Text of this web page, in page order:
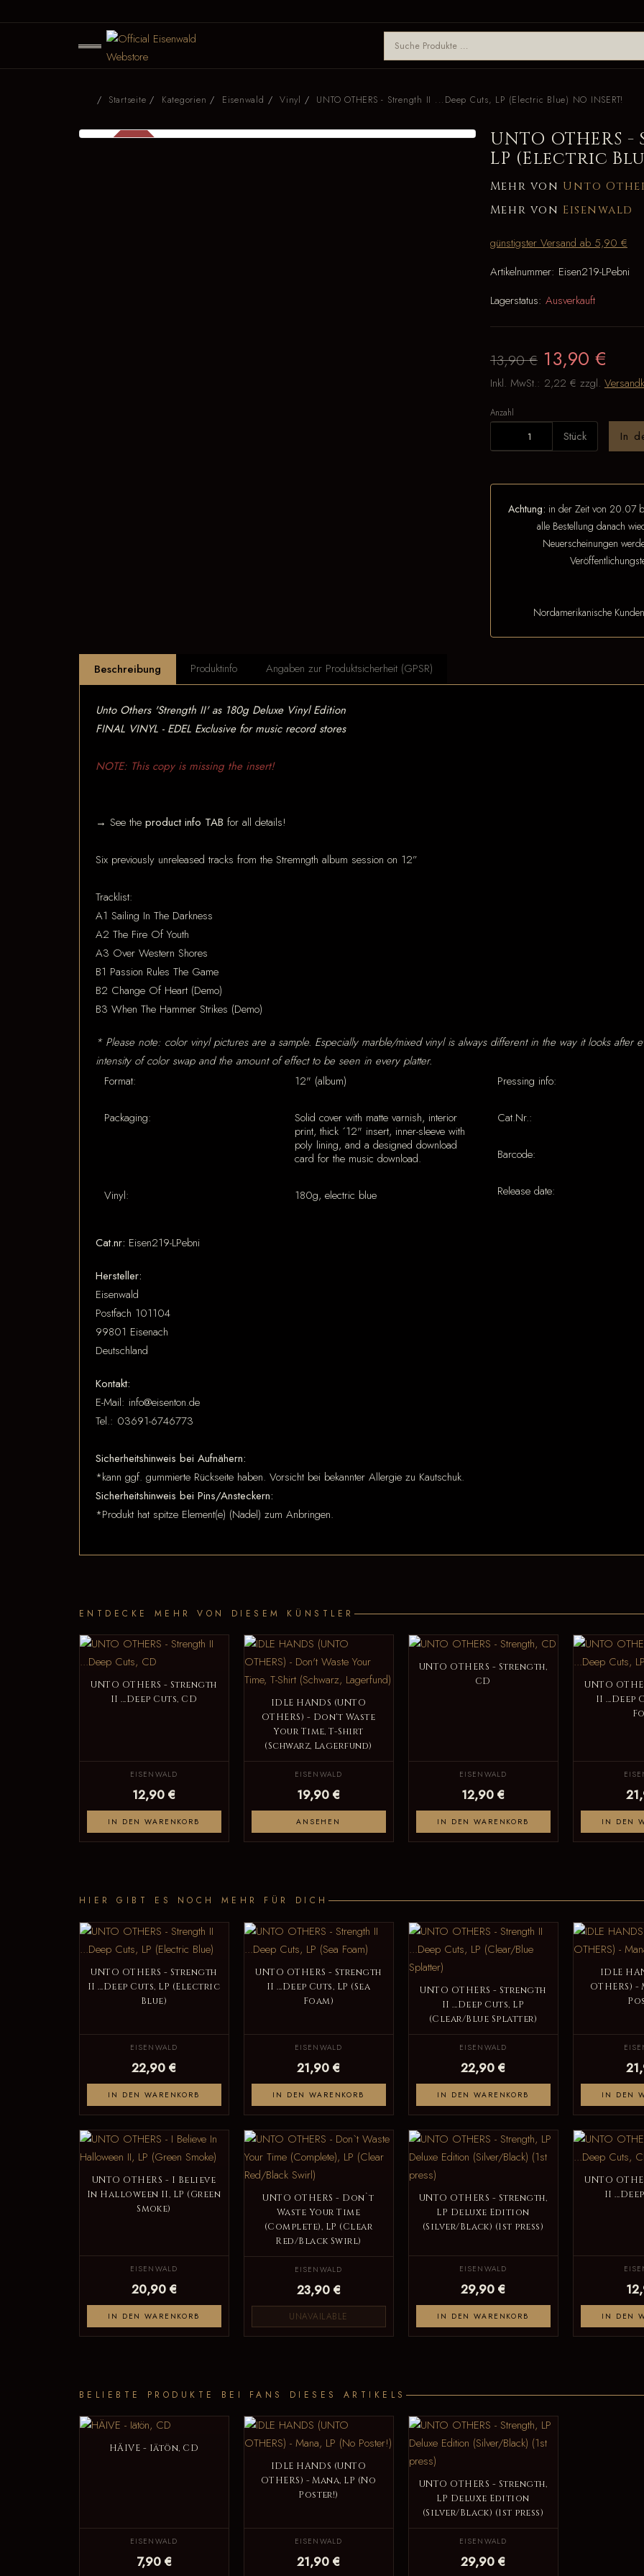
Startseite Kategorien Eisenwald Vinyl UNTO OTHERS - Strength II ...Deep Cuts, LP (Electric Blue) NO INSERT!
UNTO OTHERS
LP (Electric
Mehr von Unto
Mehr von Eisenwald
günstigster Versand ab 5,90 €
Artikelnummer: Eisen219-LPebni
Lagerstatus: Ausverkauft
13,90 € 13,90 €
Inkl. MwSt.: 2,22 € zzgl.
Anzahl
Stück In
Achtung: in der Zeit von 20.07
alle Bestellung danach
Neuerscheinungen
Nordamerikanische
Beschreibung Produktinfo Angaben zur Produktsicherheit (GPSR)
Unto Others 'Strength II' as 180g Deluxe Vinyl Edition
FINAL VINYL - EDEL Exclusive for music record stores
NOTE: This copy is missing the insert!
→ See the product info TAB for all details!
Six previously unreleased tracks from the Stremngth album session on 12”
Tracklist:
A1 Sailing In The Darkness
A2 The Fire Of Youth
A3 Over Western Shores
B1 Passion Rules The Game
B2 Change Of Heart (Demo)
B3 When The Hammer Strikes (Demo)
* Please note: color vinyl pictures are a sample. Especially marble/mixed vinyl is always different in the way it looks after
intensity of color swap and the amount of effect to be seen in every platter.
Format:
12" (album)
Packaging:
Solid cover with matte varnish, interior
print, thick ´12" insert, inner-sleeve with
poly lining, and a designed download
card for the music download.
Vinyl: 180g, electric blue
Pressing info:
Cat.Nr.:
Barcode:
Release date:
Cat.nr: Eisen219-LPebni
Hersteller:
Eisenwald
Postfach 101104
99801 Eisenach
Deutschland
Kontakt:
E-Mail: info@eisenton.de
Tel.: 03691-6746773
Sicherheitshinweis bei Aufnähern:
*kann ggf. gummierte Rückseite haben. Vorsicht bei bekannter Allergie zu Kautschuk.
Sicherheitshinweis bei Pins/Ansteckern:
*Produkt hat spitze Element(e) (Nadel) zum Anbringen.
ENTDECKE MEHR VON DIESEM KÜNSTLER
UNTO OTHERS - Strength
II ...Deep Cuts, CD
EISENWALD
12,90 €
IN DEN WARENKORB
IDLE HANDS (UNTO
OTHERS) - Don't Waste
Your Time, T-Shirt
(Schwarz, Lagerfund)
EISENWALD
19,90 €
ANSEHEN
UNTO OTHERS - Strength,
CD
EISENWALD
12,90 €
IN DEN WARENKORB
UNTO
II ...Deep
IN DEN
HIER GIBT ES NOCH MEHR FÜR DICH
UNTO OTHERS - Strength
II ...Deep Cuts, LP (Electric
Blue)
EISENWALD
22,90 €
IN DEN WARENKORB
UNTO OTHERS - Strength
II ...Deep Cuts, LP (Sea
Foam)
EISENWALD
21,90 €
IN DEN WARENKORB
UNTO OTHERS - Strength
II ...Deep Cuts, LP
(Clear/Blue Splatter)
EISENWALD
22,90 €
IN DEN WARENKORB
IDLE
OTHERS)
IN DEN
UNTO OTHERS - I Believe
In Halloween II, LP (Green
Smoke)
EISENWALD
20,90 €
IN DEN WARENKORB
UNTO OTHERS - Don`t
Waste Your Time
(Complete), LP (Clear
Red/Black Swirl)
EISENWALD
23,90 €
UNAVAILABLE
UNTO OTHERS - Strength,
LP Deluxe Edition
(Silver/Black) (1st press)
EISENWALD
29,90 €
IN DEN WARENKORB
UNTO
II
IN DEN
BELIEBTE PRODUKTE BEI FANS DIESES ARTIKELS
HÄIVE - Iätön, CD
EISENWALD
7,90 €
IDLE HANDS (UNTO
OTHERS) - Mana, LP (No
Poster!)
EISENWALD
21,90 €
UNTO OTHERS - Strength,
LP Deluxe Edition
(Silver/Black) (1st press)
EISENWALD
29,90 €